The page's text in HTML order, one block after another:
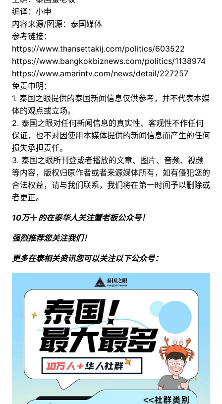
编译：小申
内容来源/图源：泰国媒体
参考链接：
https://www.thansettakij.com/politics/603522
https://www.bangkokbiznews.com/politics/1138974
https://www.amarintv.com/news/detail/227257
免责申明：
1. 泰国之眼提供的泰国新闻信息仅供参考，并不代表本媒
体的观点或立场。
2. 泰国之眼对任何新闻信息的真实性、客观性不作任何
保证，也不对因使用本媒体提供的新闻信息而产生的任何
损失承担责任。
3. 泰国之眼所刊登或者播放的文章、图片、音频、视频
等内容，版权归原作者或者来源媒体所有，如有侵犯您的
合法权益，请与我们联系，我们将在第一时间予以删除或
者更正。
10万 的在泰华人关注蟹老板公众号！
强烈推荐您关注我们！
更多在泰相关资讯您可以关注以下公众号：